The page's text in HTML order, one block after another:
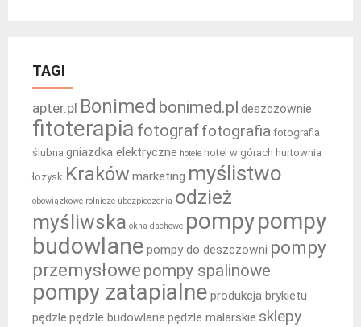
TAGI
apter.pl Bonimed bonimed.pl deszczownie
fitoterapia fotograffotografia fotografia
ślubna gniazdka elektryczne hotele hotel w górach hurtownia
łożysk Kraków marketing myślistwo
obowiązkowe rolnicze ubezpieczenia odzież
myśliwska okna dachowe pompypompy
budowlane pompy do deszczowni pompy
przemysłowe pompy spalinowe
pompy zatapialne produkcja brykietu
pędzle pędzle budowlane pędzle malarskie sklepy